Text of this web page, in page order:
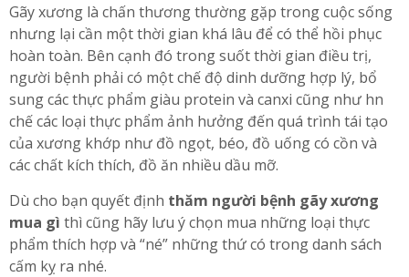
Gãy xương là chấn thương thường gặp trong cuộc sống
nhưng lại cần một thời gian khá lâu để có thể hồi phục
hoàn toàn. Bên cạnh đó trong suốt thời gian điều trị,
người bệnh phải có một chế độ dinh dưỡng hợp lý, bổ
sung các thực phẩm giàu protein và canxi cũng như hn
chế các loại thực phẩm ảnh hưởng đến quá trình tái tạo
của xương khớp như đồ ngọt, béo, đồ uống có cồn và
các chất kích thích, đồ ăn nhiều dầu mỡ.
Dù cho bạn quyết định thăm người bệnh gãy xương
mua gì thì cũng hãy lưu ý chọn mua những loại thực
phẩm thích hợp và “né” những thứ có trong danh sách
cấm kỵ ra nhé.